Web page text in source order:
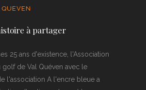
à partager
25 ans d'existence, l'Association
golf de Val Quéven avec le
l'association A l'encre bleue a